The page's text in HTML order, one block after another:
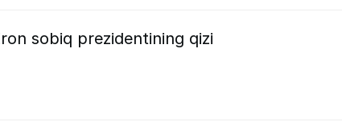
sobiq prezidentining qizi